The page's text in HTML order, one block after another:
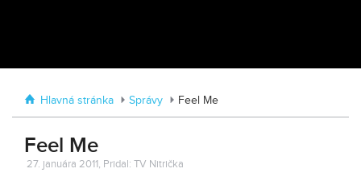
Hlavná stránka Správy Feel Me
Feel Me
27. januára 2011, Pridal: TV Nitrička